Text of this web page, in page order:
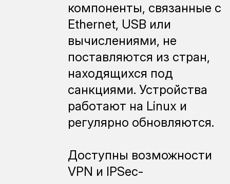
компоненты, связанные с
Ethernet, USB или
вычислениями, не
поставляются из стран,
находящихся под
санкциями. Устройства
работают на Linux и
регулярно обновляются.
Доступны возможности
VPN и IPSec-